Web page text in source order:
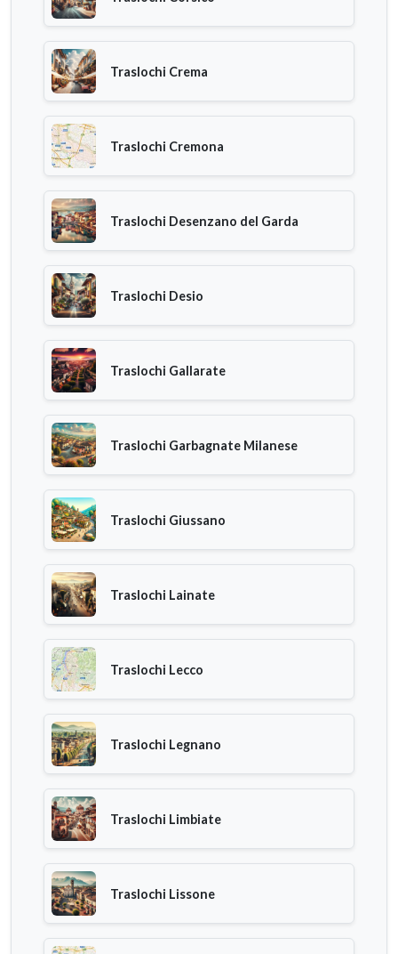
Traslochi Crema
Traslochi Cremona
Traslochi Desenzano del Garda
Traslochi Desio
Traslochi Gallarate
Traslochi Garbagnate Milanese
Traslochi Giussano
Traslochi Lainate
Traslochi Lecco
Traslochi Legnano
Traslochi Limbiate
Traslochi Lissone